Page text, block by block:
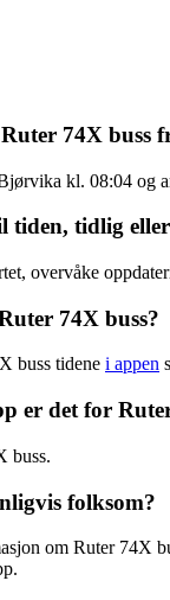
74X buss
kl. 08:04 og
tiden, tidlig eller
overvåke
74X buss?
buss tidene i appen
er det for
buss.
folksom?
om Ruter 74X